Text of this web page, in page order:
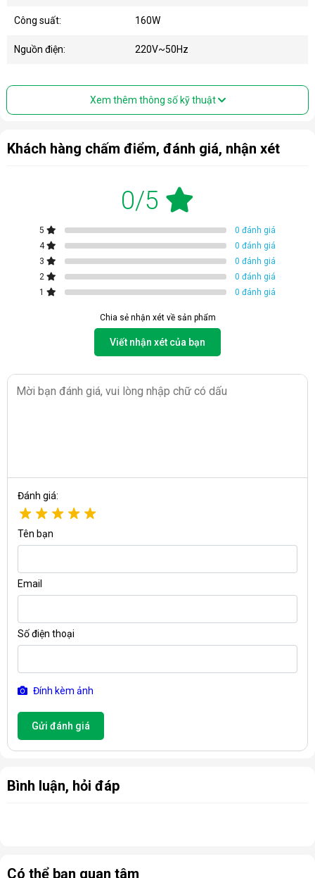
Công suất: 160W
Nguồn điện: 220V~50Hz
Xem thêm thông số kỹ thuật
Khách hàng chấm điểm, đánh giá, nhận xét
0/5
5
0 đánh giá
4
0 đánh giá
3
0 đánh giá
2
0 đánh giá
1
0 đánh giá
Chia sẻ nhận xét về sản phẩm
Viết nhận xét của bạn
Đánh giá:
Tên bạn
Email
Số điện thoại
Đính kèm ảnh
Gửi đánh giá
Bình luận, hỏi đáp
Có thể bạn quan tâm